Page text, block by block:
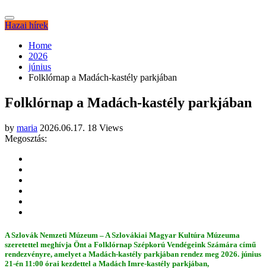
Hazai hírek
Home
2026
június
Folklórnap a Madách-kastély parkjában
Folklórnap a Madách-kastély parkjában
by maria 2026.06.17. 18 Views
Megosztás:
A Szlovák Nemzeti Múzeum – A Szlovákiai Magyar Kultúra Múzeuma
szeretettel meghívja Önt a Folklórnap Szépkorú Vendégeink Számára című
rendezvényre, amelyet a Madách-kastély parkjában rendez meg 2026. június
21-én 11:00 órai kezdettel a Madách Imre-kastély parkjában,